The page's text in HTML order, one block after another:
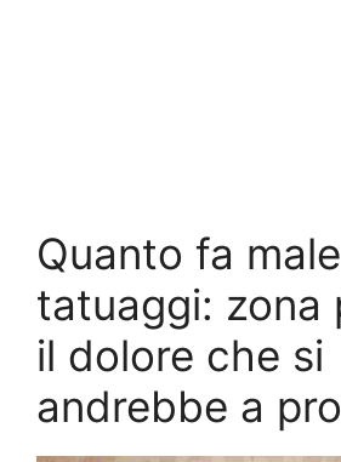
Quanto fa
tatuaggi: zona
il dolore che si
andrebbe a